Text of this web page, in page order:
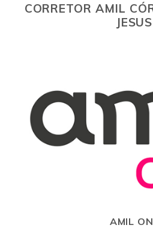
CORRETOR AMIL
JESUS
AMIL